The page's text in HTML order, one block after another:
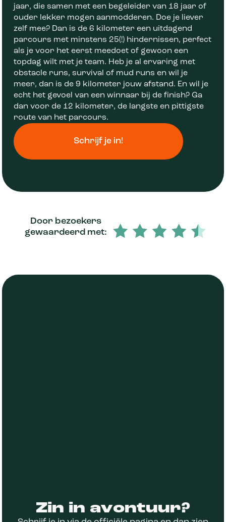
jaar, die samen met een begeleider van 18 jaar of
ouder lekker mogen aanmodderen. Doe je liever
zelf mee? Dan is de 6 kilometer een uitdagend
parcours met minstens 25(!) hindernissen, perfect
als je voor het eerst meedoet of gewoon een
topdag wilt met je team. Heb je al ervaring met
obstacle runs, survival of mud runs en wil je
meer, dan is de 9 kilometer jouw afstand. En wil je
echt het gevoel van een winnaar bij de finish? Ga
dan voor de 12 kilometer, de langste en pittigste
route van het parcours.
Schrijf je in!
Door bezoekers
gewaardeerd met:
Zin in avontuur?